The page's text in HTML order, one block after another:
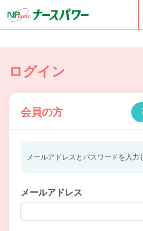
ログイン
会員の方
メールアドレスとパスワードを入力
メールアドレス